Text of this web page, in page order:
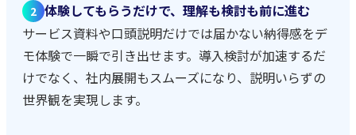
2 体験してもらうだけで、理解も検討も前に進む
サービス資料や口頭説明だけでは届かない納得感をデ
モ体験で一瞬で引き出せます。導入検討が加速するだ
けでなく、社内展開もスムーズになり、説明いらずの
世界観を実現します。